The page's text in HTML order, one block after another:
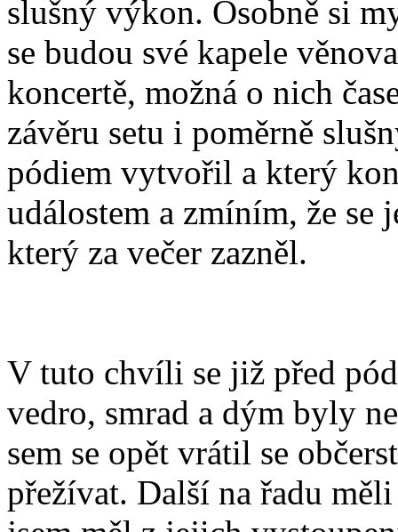
slušný výkon. Osobně si
se budou své kapele
koncertě, možná o nich
závěru setu i poměrně
pódiem vytvořil a který
událostem a zmíním, že se
který za večer zazněl.
V tuto chvíli se již před
vedro, smrad a dým byly
sem se opět vrátil se
přežívat. Další na řadu